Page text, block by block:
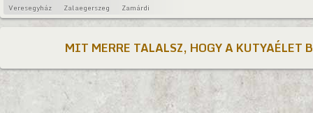
Veresegyház
Zalaegerszeg Zamárdi
MIT MERRE TALALSZ, HOGY A KUTYAÉLET